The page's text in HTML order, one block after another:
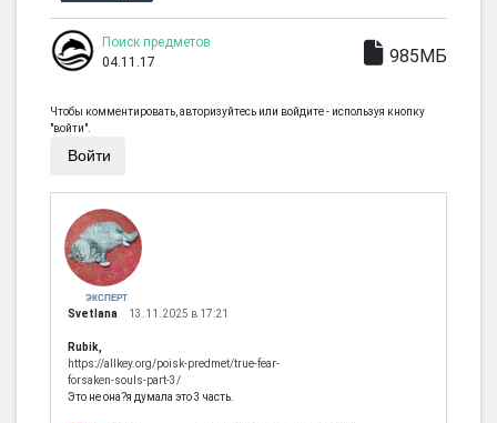
Поиск предметов
04.11.17
985МБ
Чтобы комментировать, авторизуйтесь или войдите - используя кнопку
"войти".
Войти
ЭКСПЕРТ
Svetlana 13.11.2025 в 17:21
Rubik,
https://allkey.org/poisk-predmet/true-fear-
forsaken-souls-part-3/
Это не она?я думала это 3 часть.